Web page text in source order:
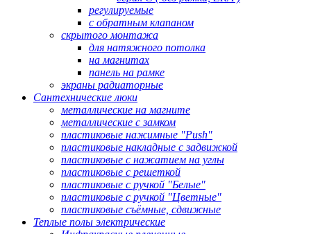
регулируемые
с обратным клапаном
скрытого монтажа
для натяжного потолка
на магнитах
панель на рамке
экраны радиаторные
Сантехнические люки
металлические на магните
металлические с замком
пластиковые нажимные "Push"
пластиковые накладные с задвижкой
пластиковые с нажатием на углы
пластиковые с решеткой
пластиковые с ручкой "Белые"
пластиковые с ручкой "Цветные"
пластиковые съёмные, сдвижные
Теплые полы электрические